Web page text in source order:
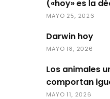
(«hoy» es la
MAYO 25, 2026
Darwin hoy
MAYO 18, 2026
Los animales
comportan
MAYO 11, 2026